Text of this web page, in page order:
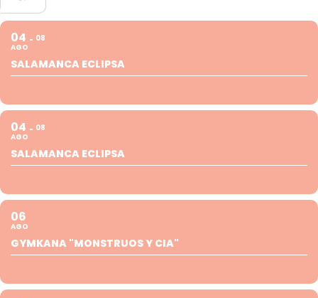
04
AGO
08
SALAMANCA ECLIPSA
04
AGO
08
SALAMANCA ECLIPSA
06
AGO
GYMKANA "MONSTRUOS Y CIA"